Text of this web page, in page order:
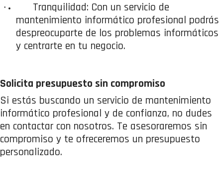
·
Tranquilidad: Con un servicio de
mantenimiento informático profesional podrás
despreocuparte de los problemas informáticos
y centrarte en tu negocio.
Solicita presupuesto sin compromiso
Si estás buscando un servicio de mantenimiento
informático profesional y de confianza, no dudes
en contactar con nosotros. Te asesoraremos sin
compromiso y te ofreceremos un presupuesto
personalizado.